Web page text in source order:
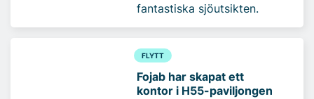
fantastiska sjöutsikten.
FLYTT
Fojab har skapat ett
kontor i H55-paviljongen